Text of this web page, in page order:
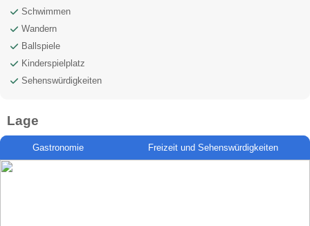
Schwimmen
Wandern
Ballspiele
Kinderspielplatz
Sehenswürdigkeiten
Lage
Gastronomie Freizeit und Sehenswürdigkeiten